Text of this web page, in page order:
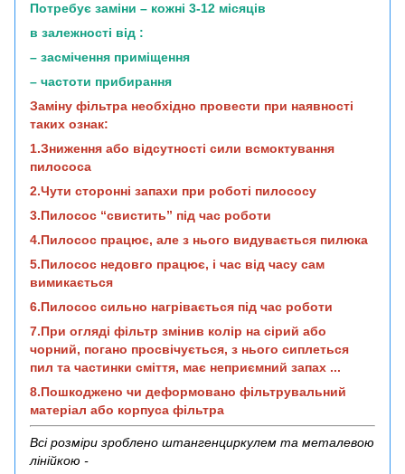
Потребує заміни – кожні 3-12 місяців
в залежності від :
– засмічення приміщення
– частоти прибирання
Заміну фільтра необхідно провести при наявності
таких ознак:
1.Зниження або відсутності сили всмоктування
пилососа
2.Чути сторонні запахи при роботі пилососу
3.Пилосос “свистить” під час роботи
4.Пилосос працює, але з нього видувається пилюка
5.Пилосос недовго працює, і час від часу сам
вимикається
6.Пилосос сильно нагрівається під час роботи
7.При огляді фільтр змінив колір на сірий або
чорний, погано просвічується, з нього сиплеться
пил та частинки сміття, має неприємний запах ...
8.Пошкоджено чи деформовано фільтрувальний
матеріал або корпуса фільтра
Всі розміри зроблено штангенциркулем та металевою
лінійкою -